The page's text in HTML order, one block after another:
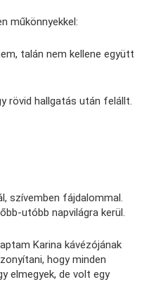
műkönnyekkel:
talán nem kellene együtt
rövid hallgatás után felállt.
szívemben fájdalommal.
utóbb napvilágra kerül.
Karina kávézójának
hogy minden
elmegyek, de volt egy